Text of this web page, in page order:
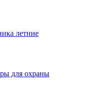
летние
для охраны